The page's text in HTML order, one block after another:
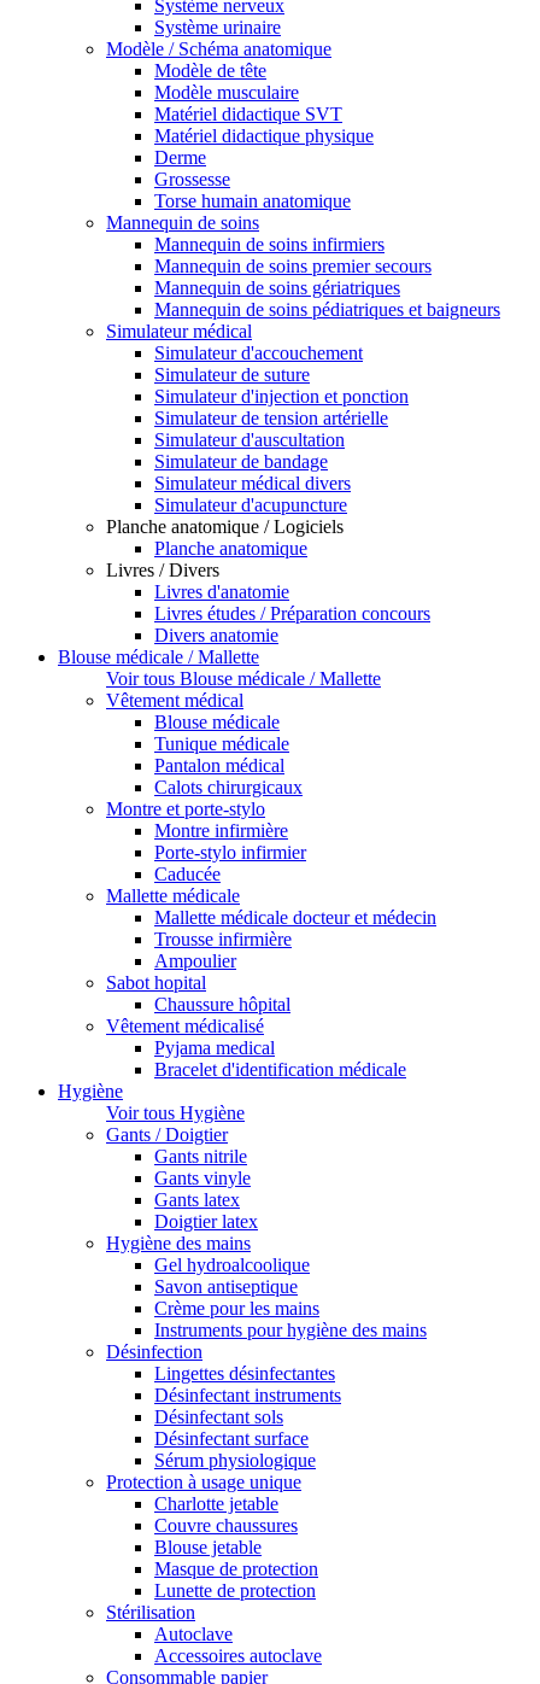
Système nerveux
Système urinaire
Modèle / Schéma anatomique
Modèle de tête
Modèle musculaire
Matériel didactique SVT
Matériel didactique physique
Derme
Grossesse
Torse humain anatomique
Mannequin de soins
Mannequin de soins infirmiers
Mannequin de soins premier secours
Mannequin de soins gériatriques
Mannequin de soins pédiatriques et baigneurs
Simulateur médical
Simulateur d'accouchement
Simulateur de suture
Simulateur d'injection et ponction
Simulateur de tension artérielle
Simulateur d'auscultation
Simulateur de bandage
Simulateur médical divers
Simulateur d'acupuncture
Planche anatomique / Logiciels
Planche anatomique
Livres / Divers
Livres d'anatomie
Livres études / Préparation concours
Divers anatomie
Blouse médicale / Mallette
Voir tous Blouse médicale / Mallette
Vêtement médical
Blouse médicale
Tunique médicale
Pantalon médical
Calots chirurgicaux
Montre et porte-stylo
Montre infirmière
Porte-stylo infirmier
Caducée
Mallette médicale
Mallette médicale docteur et médecin
Trousse infirmière
Ampoulier
Sabot hopital
Chaussure hôpital
Vêtement médicalisé
Pyjama medical
Bracelet d'identification médicale
Hygiène
Voir tous Hygiène
Gants / Doigtier
Gants nitrile
Gants vinyle
Gants latex
Doigtier latex
Hygiène des mains
Gel hydroalcoolique
Savon antiseptique
Crème pour les mains
Instruments pour hygiène des mains
Désinfection
Lingettes désinfectantes
Désinfectant instruments
Désinfectant sols
Désinfectant surface
Sérum physiologique
Protection à usage unique
Charlotte jetable
Couvre chaussures
Blouse jetable
Masque de protection
Lunette de protection
Stérilisation
Autoclave
Accessoires autoclave
Consommable papier